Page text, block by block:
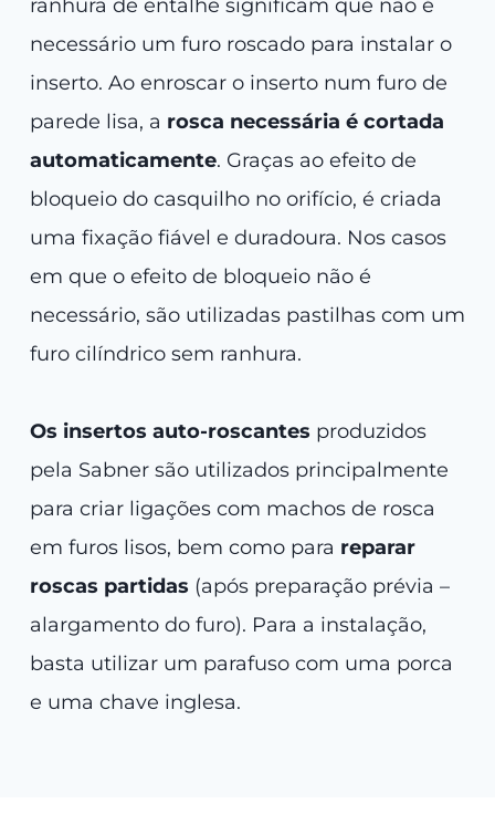
ranhura de entalhe significam que não é
necessário um furo roscado para instalar o
inserto. Ao enroscar o inserto num furo de
parede lisa, a rosca necessária é cortada
automaticamente. Graças ao efeito de
bloqueio do casquilho no orifício, é criada
uma fixação fiável e duradoura. Nos casos
em que o efeito de bloqueio não é
necessário, são utilizadas pastilhas com um
furo cilíndrico sem ranhura.
Os insertos auto-roscantes produzidos
pela Sabner são utilizados principalmente
para criar ligações com machos de rosca
em furos lisos, bem como para reparar
roscas partidas (após preparação prévia –
alargamento do furo). Para a instalação,
basta utilizar um parafuso com uma porca
e uma chave inglesa.